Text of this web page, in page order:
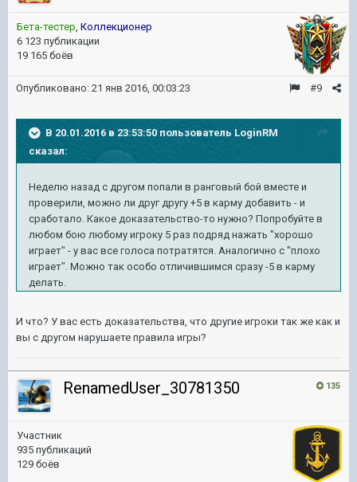
Бета-тестер Коллекционер
6 123 публикации
19 165 боёв
#9
Опубликовано: 21 янв 2016, 00:03:23
В 20.01.2016 в 23:53:50 пользователь LoginRM
сказал:
Неделю назад с другом попали в ранговый бой вместе и
проверили, можно ли друг другу +5 в карму добавить - и
сработало. Какое доказательство-то нужно? Попробуйте в
любом бою любому игроку 5 раз подряд нажать "хорошо
играет" - у вас все голоса потратятся. Аналогично с "плохо
играет". Можно так особо отличившимся сразу -5 в карму
делать.
И что? У вас есть доказательства, что другие игроки так же как и
вы с другом нарушаете правила игры?
135
RenamedUser_30781350
Участник
935 публикаций
129 боёв